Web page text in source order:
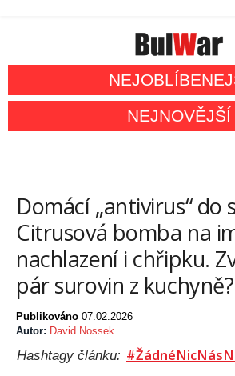
NEJNOVĚJŠÍ
Domácí „antivirus“ do
Citrusová bomba na
nachlazení i chřipku.
pár surovin z kuchyně?
Publikováno 07.02.2026
Autor: David Nossek
Hashtagy článku: